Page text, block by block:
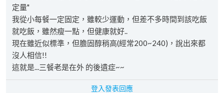
定量"
我從小每餐一定固定，雖較少運動，但差不多時間到該吃飯
就吃飯，雖然瘦一點，但健康就好..
現在雖近似標準，但膽固醇稍高(經常200~240)，說出來都
沒人相信!!
這就是...三餐老是在外 的後遺症~~
登入發表回應